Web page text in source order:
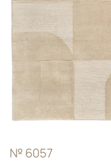
№ 6057